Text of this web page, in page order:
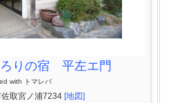
りの宿 平左エ門
with トマレバ
取宮ノ浦7234 [地図]